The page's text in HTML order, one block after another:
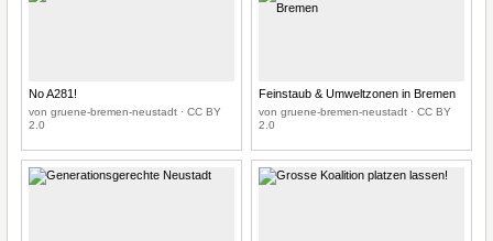
No A281!
von gruene-bremen-neustadt · CC BY
2.0
Feinstaub & Umweltzonen in Bremen
von gruene-bremen-neustadt · CC BY
2.0